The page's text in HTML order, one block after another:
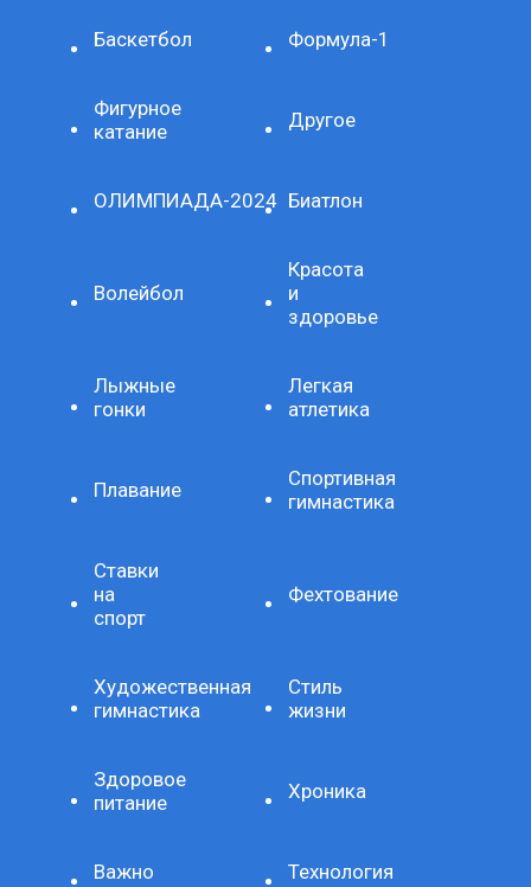
Баскетбол Формула-1
Фигурное
катание
Другое
ОЛИМПИАДА-2024 Биатлон
Волейбол
Красота
и
здоровье
Лыжные
гонки
Легкая
атлетика
Плавание
Спортивная
гимнастика
Ставки
на
спорт
Фехтование
Художественная
гимнастика
Стиль
жизни
Здоровое
питание
Хроника
Важно Технология